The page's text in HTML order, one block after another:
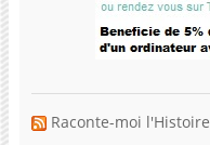
Raconte-moi l'Histoire